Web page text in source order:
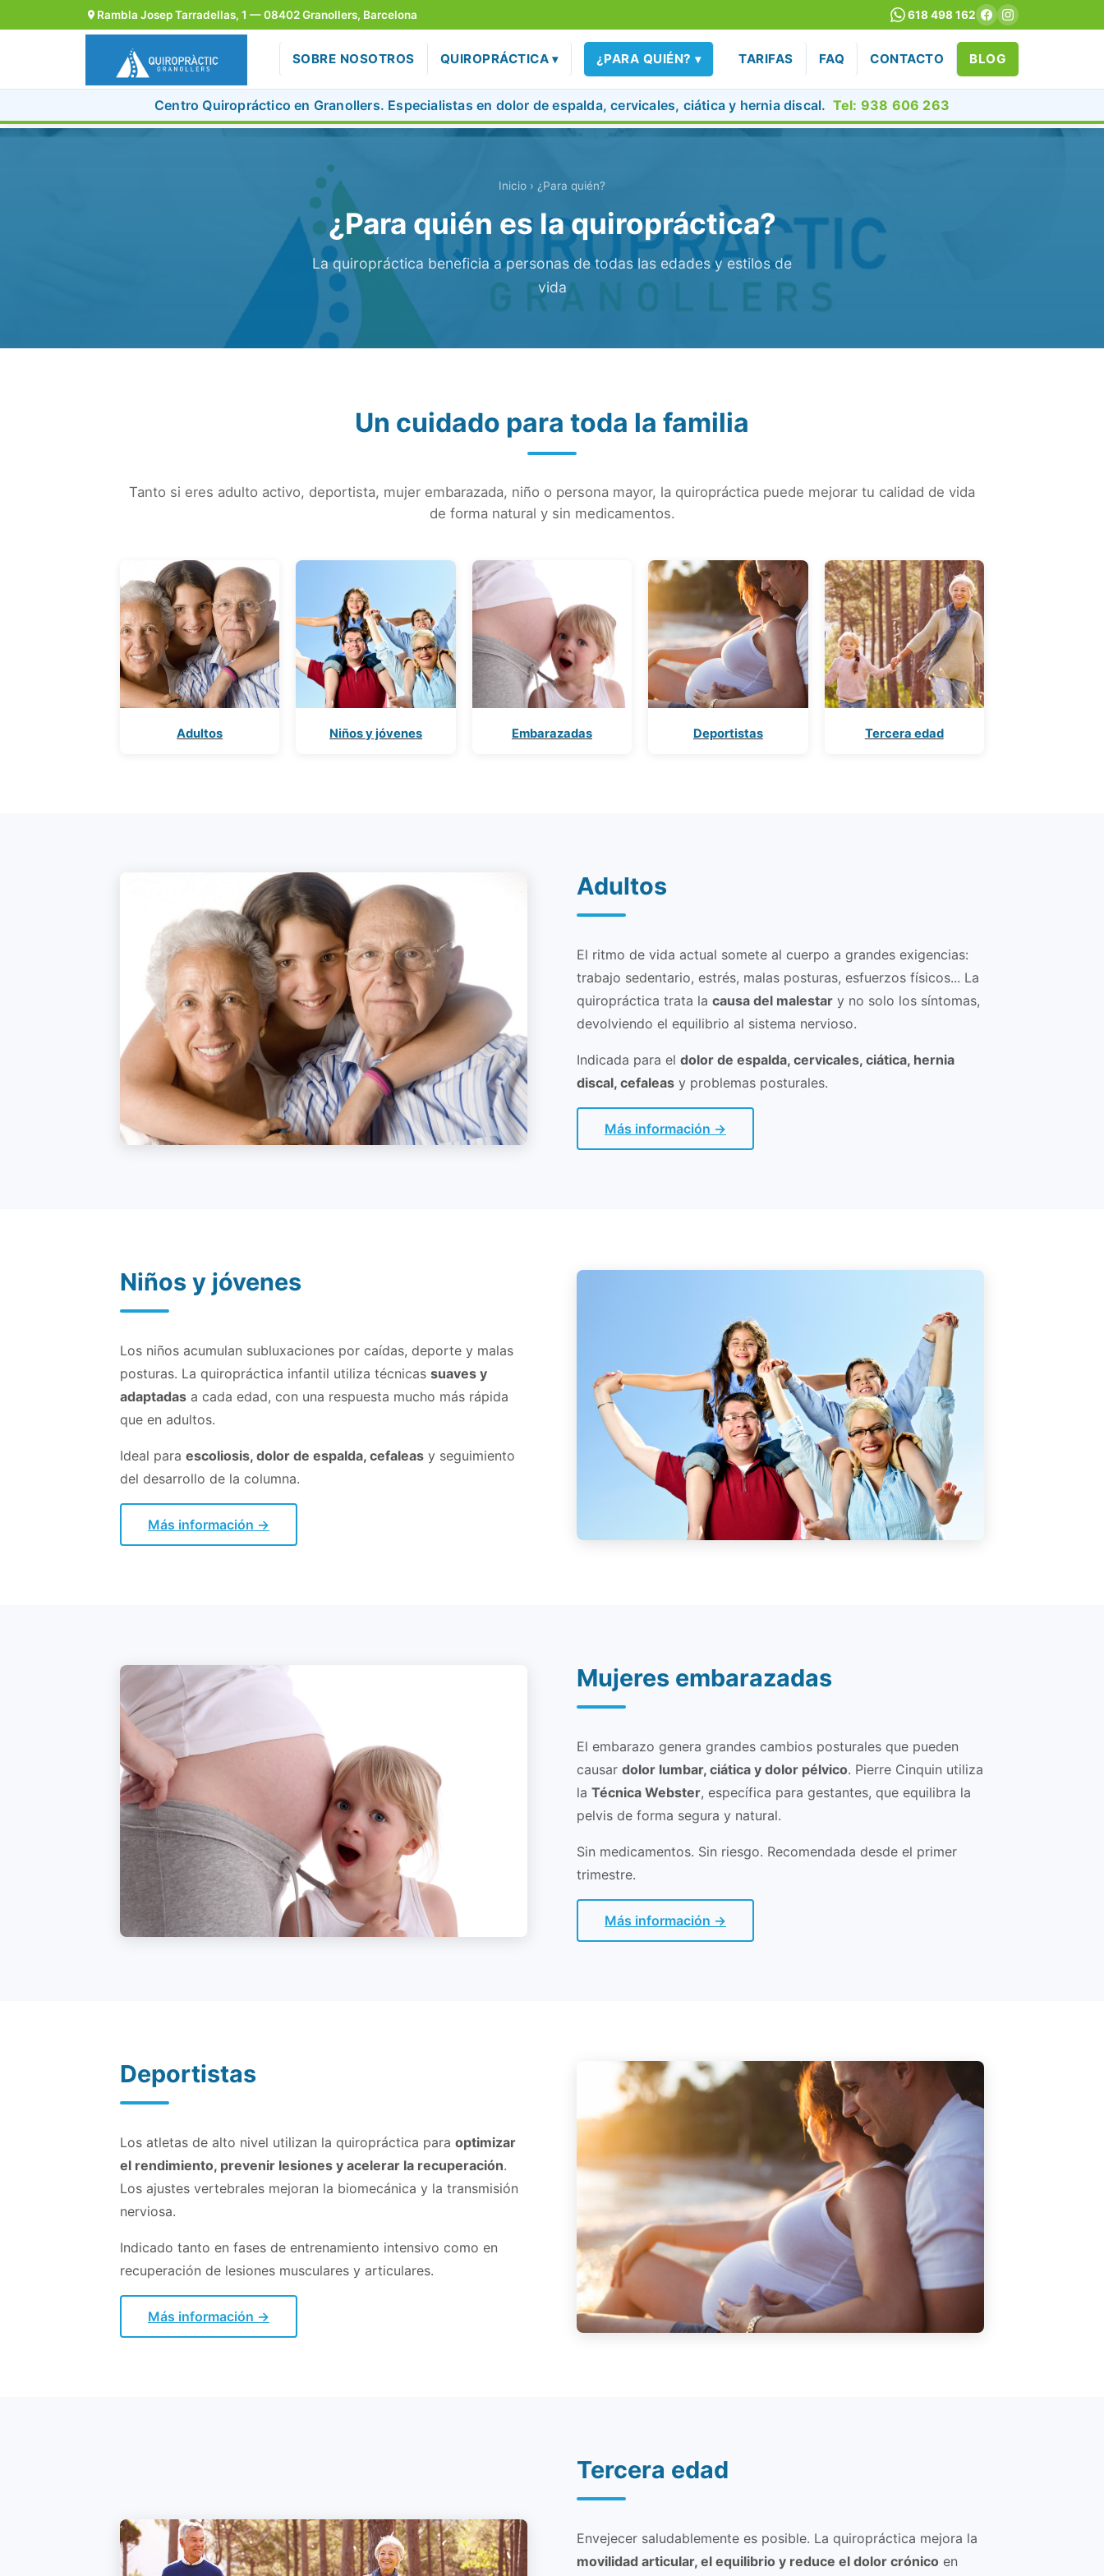
Rambla Josep Tarradellas, 1 — 08402 Granollers, Barcelona 618 498 162
SOBRE NOSOTROS QUIROPRÁCTICA ¿PARA QUIÉN? TARIFAS FAQ CONTACTO BLOG
Centro Quiropráctico en Granollers. Especialistas en dolor de espalda, cervicales, ciática y hernia discal. Tel: 938 606 263
Inicio › ¿Para quién?
¿Para quién es la quiropráctica?
La quiropráctica beneficia a personas de todas las edades y estilos de
vida
Un cuidado para toda la familia
Tanto si eres adulto activo, deportista, mujer embarazada, niño o persona mayor, la quiropráctica puede mejorar tu calidad de vida
de forma natural y sin medicamentos.
Adultos Niños y jóvenes Embarazadas Deportistas Tercera edad
Adultos
El ritmo de vida actual somete al cuerpo a grandes exigencias:
trabajo sedentario, estrés, malas posturas, esfuerzos físicos... La
quiropráctica trata la causa del malestar y no solo los síntomas,
devolviendo el equilibrio al sistema nervioso.
Indicada para el dolor de espalda, cervicales, ciática, hernia
discal, cefaleas y problemas posturales.
Más información →
Niños y jóvenes
Los niños acumulan subluxaciones por caídas, deporte y malas
posturas. La quiropráctica infantil utiliza técnicas suaves y
adaptadas a cada edad, con una respuesta mucho más rápida
que en adultos.
Ideal para escoliosis, dolor de espalda, cefaleas y seguimiento
del desarrollo de la columna.
Más información →
Mujeres embarazadas
El embarazo genera grandes cambios posturales que pueden
causar dolor lumbar, ciática y dolor pélvico. Pierre Cinquin utiliza
la Técnica Webster, específica para gestantes, que equilibra la
pelvis de forma segura y natural.
Sin medicamentos. Sin riesgo. Recomendada desde el primer
trimestre.
Más información →
Deportistas
Los atletas de alto nivel utilizan la quiropráctica para optimizar
el rendimiento, prevenir lesiones y acelerar la recuperación.
Los ajustes vertebrales mejoran la biomecánica y la transmisión
nerviosa.
Indicado tanto en fases de entrenamiento intensivo como en
recuperación de lesiones musculares y articulares.
Más información →
Tercera edad
Envejecer saludablemente es posible. La quiropráctica mejora la
movilidad articular, el equilibrio y reduce el dolor crónico en